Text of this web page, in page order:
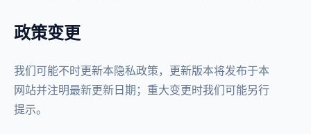
政策变更
我们可能不时更新本隐私政策，更新版本将发布于本
网站并注明最新更新日期；重大变更时我们可能另行
提示。